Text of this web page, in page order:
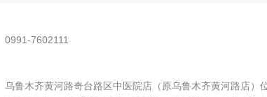
0991-7602111
乌鲁木齐黄河路奇台路区中医院店（原乌鲁木齐黄河路店）